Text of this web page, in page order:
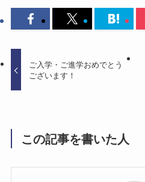
ご入学・ご進学おめでとう
ございます！
この記事を書いた人